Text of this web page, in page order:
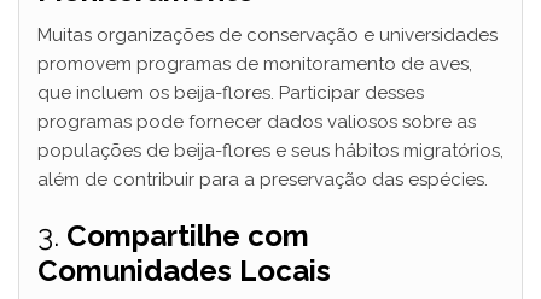
Muitas organizações de conservação e universidades
promovem programas de monitoramento de aves,
que incluem os beija-flores. Participar desses
programas pode fornecer dados valiosos sobre as
populações de beija-flores e seus hábitos migratórios,
além de contribuir para a preservação das espécies.
3. Compartilhe com
Comunidades Locais